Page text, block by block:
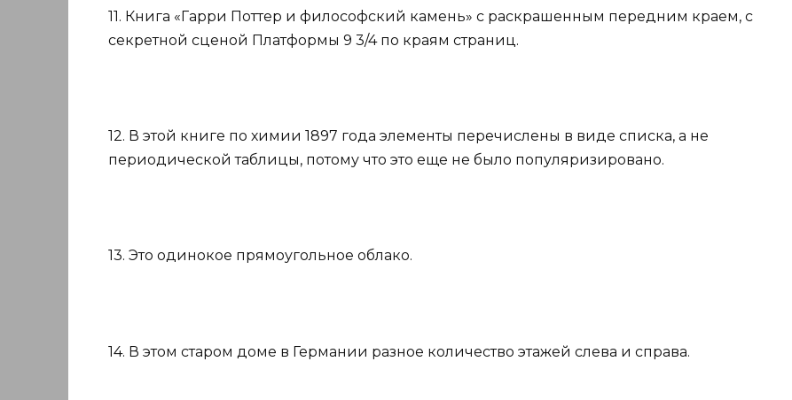
11. Книга «Гарри Поттер и философский камень» с раскрашенным передним краем, с
секретной сценой Платформы 9 3/4 по краям страниц.
12. В этой книге по химии 1897 года элементы перечислены в виде списка, а не
периодической таблицы, потому что это еще не было популяризировано.
13. Это одинокое прямоугольное облако.
14. В этом старом доме в Германии разное количество этажей слева и справа.